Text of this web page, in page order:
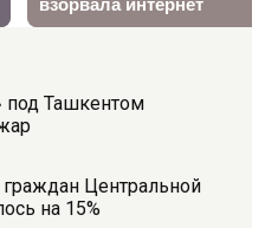
под Ташкентом
Центральной
на 15%